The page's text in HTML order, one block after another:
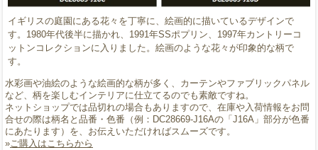
イギリスの庭園にある花々を丁寧に、絵画的に描いているデザインで
す。1980年代後半に描かれ、1991年SSポプリン、1997年カントリーコ
ットンコレクションに入りました。絵画のような花々が印象的な柄で
す。
水彩画や油絵のような絵画的な柄が多く、カーテンやファブリックパネル
など、柄を楽しむインテリアに仕立てるのでも素敵ですね。
ネットショップでは品切れの場合もありますので、在庫や入荷情報をお問
合せの際は柄名と品番・色番（例：DC28669-J16Aの「J16A」部分が色番
にあたります）を、お伝えいただければスムーズです。
»ご購入はこちらから